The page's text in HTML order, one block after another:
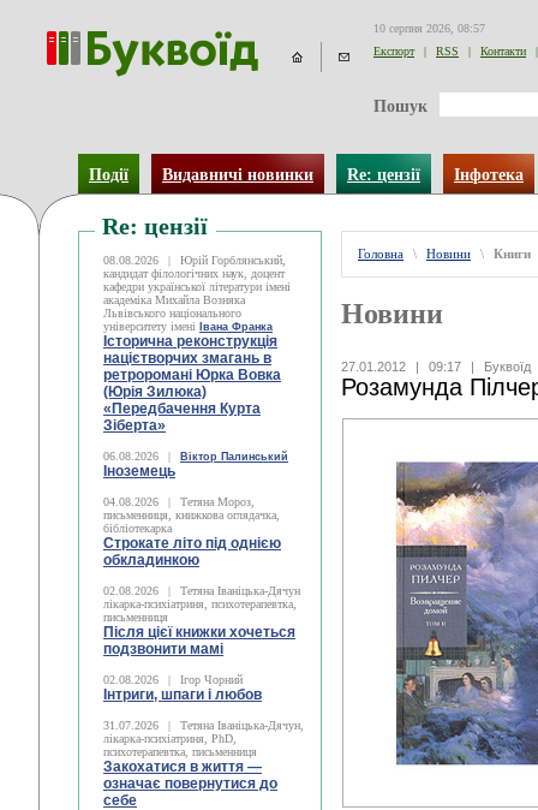
10 серпня 2026, 08:57
Експорт
| RSS | Контакти |
Пошук
Події Видавничі новинки Re: цензії Інфотека
Re: цензії
08.08.2026 |
Юрій Горблянський,
кандидат філологічних наук, доцент
кафедри української літератури імені
академіка Михайла Возняка
Львівського національного
університету імені
Івана Франка
Історична реконструкція
націєтворчих змагань в
ретроромані Юрка Вовка
(Юрія Зилюка)
«Передбачення Курта
Зіберта»
06.08.2026 | Віктор Палинський
Іноземець
04.08.2026 |
Тетяна Мороз,
письменниця, книжкова оглядачка,
бібліотекарка
Строкате літо під однією
обкладинкою
02.08.2026 |
Тетяна Іваніцька-Дячун
лікарка-психіатриня, психотерапевтка,
письменниця
Після цієї книжки хочеться
подзвонити мамі
02.08.2026 | Ігор Чорний
Інтриги, шпаги і любов
31.07.2026 |
Тетяна Іваніцька-Дячун,
лікарка-психіатриня, PhD,
психотерапевтка, письменниця
Закохатися в життя —
означає повернутися до
себе
Головна \ Новини \ Книги
Новини
27.01.2012 | 09:17 | Буквоїд
Розамунда